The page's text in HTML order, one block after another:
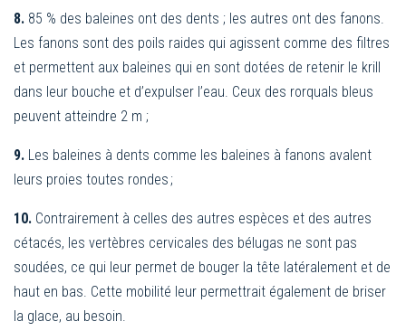
8. 85 % des baleines ont des dents ; les autres ont des fanons.
Les fanons sont des poils raides qui agissent comme des filtres
et permettent aux baleines qui en sont dotées de retenir le krill
dans leur bouche et d’expulser l’eau. Ceux des rorquals bleus
peuvent atteindre 2 m ;
9. Les baleines à dents comme les baleines à fanons avalent
leurs proies toutes rondes ;
10. Contrairement à celles des autres espèces et des autres
cétacés, les vertèbres cervicales des bélugas ne sont pas
soudées, ce qui leur permet de bouger la tête latéralement et de
haut en bas. Cette mobilité leur permettrait également de briser
la glace, au besoin.